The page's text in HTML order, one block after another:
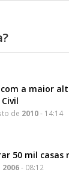
a maior
de 2010- 14:14
50 mil
2006- 08:12